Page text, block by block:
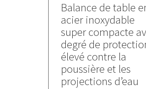
Balance de table
acier inoxydable
super compacte
degré de
élevé contre la
poussière et les
projections d’eau